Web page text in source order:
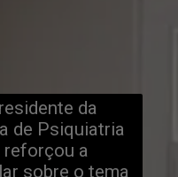
da
de Psiquiatria
reforçou a
sobre o tema